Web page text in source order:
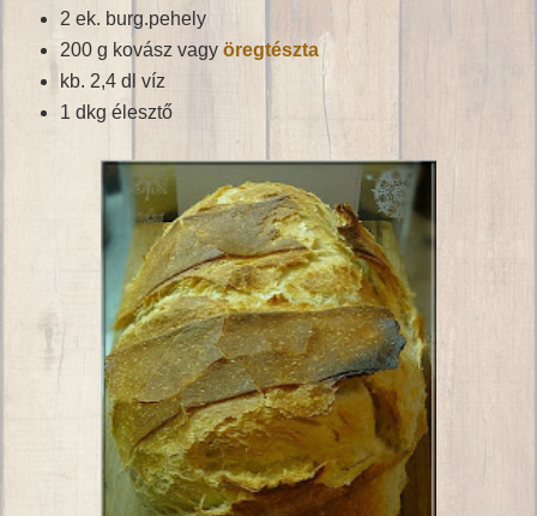
2 ek. burg.pehely
200 g kovász vagy öregtészta
kb. 2,4 dl víz
1 dkg élesztő